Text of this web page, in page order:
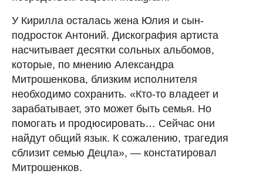
У Кирилла осталась жена Юлия и сын-
подросток Антоний. Дискография артиста
насчитывает десятки сольных альбомов,
которые, по мнению Александра
Митрошенкова, близким исполнителя
необходимо сохранить. «Кто-то владеет и
зарабатывает, это может быть семья. Но
помогать и продюсировать… Сейчас они
найдут общий язык. К сожалению, трагедия
сблизит семью Децла», — констатировал
Митрошенков.